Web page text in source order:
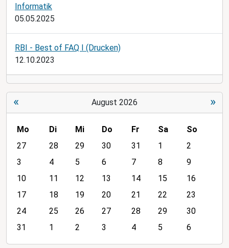
Informatik
05.05.2025
RBI - Best of FAQ I (Drucken)
12.10.2023
« August 2026 »
m
n
t
h
8
Mo Di Mi Do Fr Sa
So
27
28 29 30 31 1
2
3
4 5 6 7 8
9
10
11 12 13 14 15
16
17
18 19 20 21 22
23
24
25 26 27 28 29
30
31
1 2 3 4 5 6